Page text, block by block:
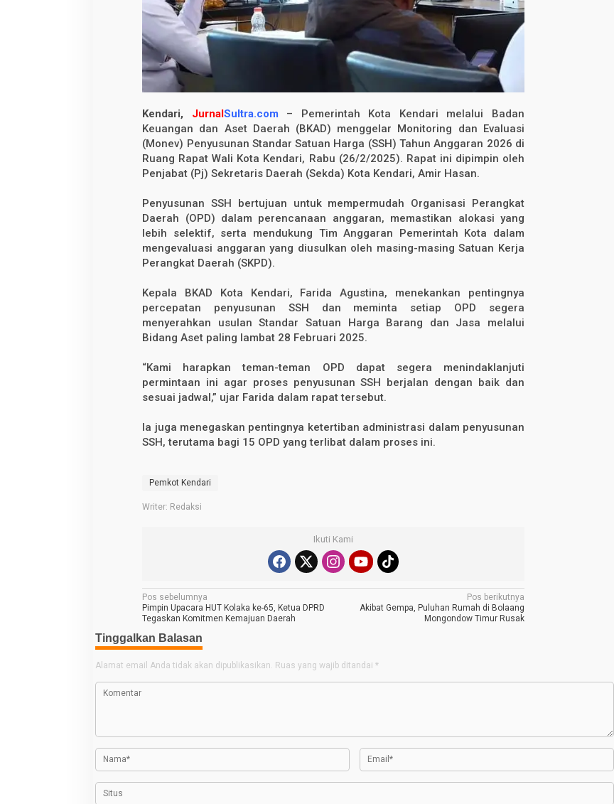
n
y
u
s
u
n
a
S
H
2
0
6
Kendari, JurnalSultra.com – Pemerintah Kota Kendari melalui Badan
Keuangan dan Aset Daerah (BKAD) menggelar Monitoring dan Evaluasi
(Monev) Penyusunan Standar Satuan Harga (SSH) Tahun Anggaran 2026 di
Ruang Rapat Wali Kota Kendari, Rabu (26/2/2025). Rapat ini dipimpin oleh
Penjabat (Pj) Sekretaris Daerah (Sekda) Kota Kendari, Amir Hasan.
Penyusunan SSH bertujuan untuk mempermudah Organisasi Perangkat
Daerah (OPD) dalam perencanaan anggaran, memastikan alokasi yang
lebih selektif, serta mendukung Tim Anggaran Pemerintah Kota dalam
mengevaluasi anggaran yang diusulkan oleh masing-masing Satuan Kerja
Perangkat Daerah (SKPD).
Kepala BKAD Kota Kendari, Farida Agustina, menekankan pentingnya
percepatan penyusunan SSH dan meminta setiap OPD segera
menyerahkan usulan Standar Satuan Harga Barang dan Jasa melalui
Bidang Aset paling lambat 28 Februari 2025.
“Kami harapkan teman-teman OPD dapat segera menindaklanjuti
permintaan ini agar proses penyusunan SSH berjalan dengan baik dan
sesuai jadwal,” ujar Farida dalam rapat tersebut.
Ia juga menegaskan pentingnya ketertiban administrasi dalam penyusunan
SSH, terutama bagi 15 OPD yang terlibat dalam proses ini.
Pemkot Kendari
Writer: Redaksi
Ikuti Kami
N
a
v
i
g
p
o
s
Pos sebelumnya
Pimpin Upacara HUT Kolaka ke-65, Ketua DPRD
Tegaskan Komitmen Kemajuan Daerah
Pos berikutnya
Akibat Gempa, Puluhan Rumah di Bolaang
Mongondow Timur Rusak
Tinggalkan Balasan
Alamat email Anda tidak akan dipublikasikan. Ruas yang wajib ditandai *